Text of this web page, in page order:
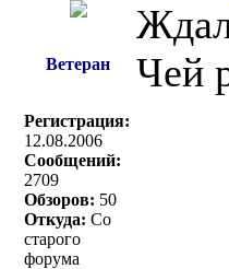
Ветеран
Регистрация:
12.08.2006
Сообщений:
2709
Обзоров: 50
Откуда: Со
старого
форума
Чей